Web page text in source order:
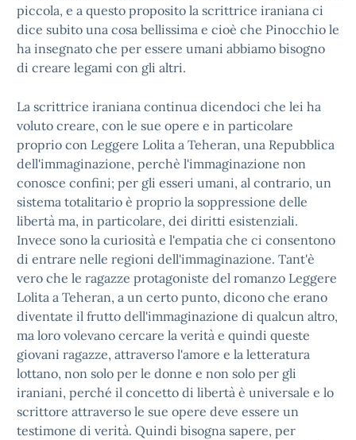
piccola, e a questo proposito la scrittrice iraniana ci
dice subito una cosa bellissima e cioè che Pinocchio le
ha insegnato che per essere umani abbiamo bisogno
di creare legami con gli altri.
La scrittrice iraniana continua dicendoci che lei ha
voluto creare, con le sue opere e in particolare
proprio con Leggere Lolita a Teheran, una Repubblica
dell'immaginazione, perchè l'immaginazione non
conosce confini; per gli esseri umani, al contrario, un
sistema totalitario è proprio la soppressione delle
libertà ma, in particolare, dei diritti esistenziali.
Invece sono la curiosità e l'empatia che ci consentono
di entrare nelle regioni dell'immaginazione. Tant'è
vero che le ragazze protagoniste del romanzo Leggere
Lolita a Teheran, a un certo punto, dicono che erano
diventate il frutto dell'immaginazione di qualcun altro,
ma loro volevano cercare la verità e quindi queste
giovani ragazze, attraverso l'amore e la letteratura
lottano, non solo per le donne e non solo per gli
iraniani, perché il concetto di libertà è universale e lo
scrittore attraverso le sue opere deve essere un
testimone di verità. Quindi bisogna sapere, per